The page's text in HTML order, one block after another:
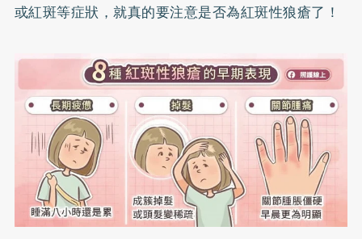
或紅斑等症狀，就真的要注意是否為紅斑性狼瘡了！